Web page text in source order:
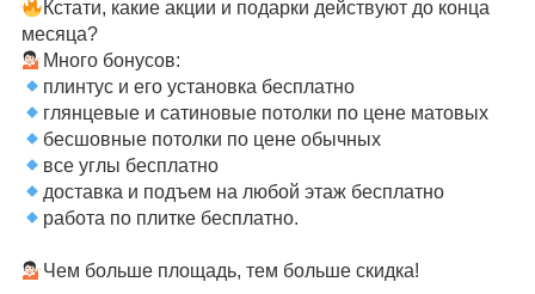
Кстати, какие акции и подарки действуют до конца
месяца?
Много бонусов:
плинтус и его установка бесплатно
глянцевые и сатиновые потолки по цене матовых
бесшовные потолки по цене обычных
все углы бесплатно
доставка и подъем на любой этаж бесплатно
работа по плитке бесплатно.
Чем больше площадь, тем больше скидка!